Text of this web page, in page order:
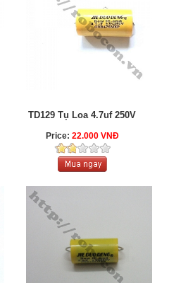
TD129 Tụ Loa 4.7uf 250V
Price: 22.000 VNĐ